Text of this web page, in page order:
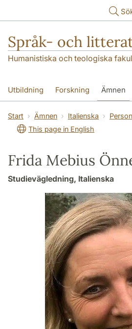
Språk- och
Humanistiska och teologiska
Utbildning Forskning Ämnen
SOL-husen Kontakt
översättning till svenska
Start Ämnen Italienska
This page in English
Frida Mebius
Studievägledning, Italienska